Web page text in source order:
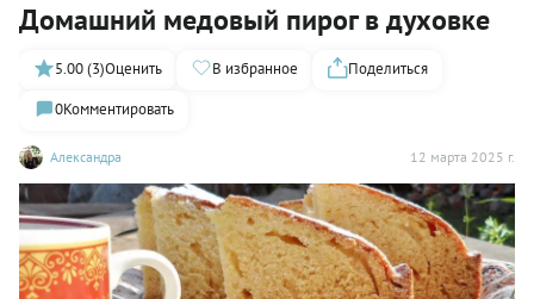
Домашний медовый пирог в духовке
Александра 12 марта 2025 г.
5.00 (3)Оценить В избранное
Поделиться
0Комментировать